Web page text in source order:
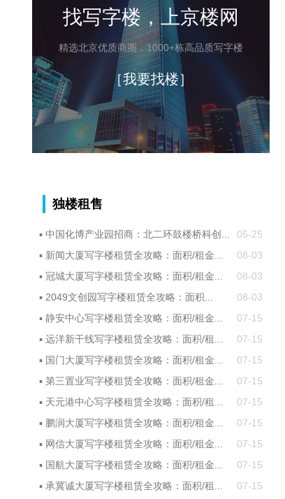
找写字楼，上京楼网
精选北京优质商圈，1000+栋高品质写字楼
［我要找楼］
独楼租售
▪ 中国化博产业园招商：北二环鼓楼桥科创...
05-25
▪ 新闻大厦写字楼租赁全攻略：面积/租金...
08-03
▪ 冠城大厦写字楼租赁全攻略：面积/租金...
08-03
▪ 2049文创园写字楼租赁全攻略：面积...
08-03
▪ 静安中心写字楼租赁全攻略：面积/租金...
07-15
▪ 远洋新干线写字楼租赁全攻略：面积/租...
07-15
▪ 国门大厦写字楼租赁全攻略：面积/租金...
07-15
▪ 第三置业写字楼租赁全攻略：面积/租金...
07-15
▪ 天元港中心写字楼租赁全攻略：面积/租...
07-15
▪ 鹏润大厦写字楼租赁全攻略：面积/租金...
07-15
▪ 网信大厦写字楼租赁全攻略：面积/租金...
07-15
▪ 国航大厦写字楼租赁全攻略：面积/租金...
07-15
▪ 承冀诚大厦写字楼租赁全攻略：面积/租...
07-15